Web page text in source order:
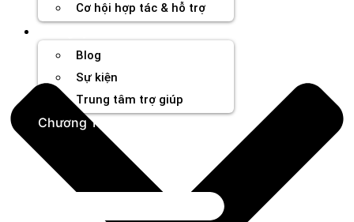
Cơ hội hợp tác & hỗ trợ
Blog
Sự kiện
Trung tâm trợ giúp
Chương Trình Creator